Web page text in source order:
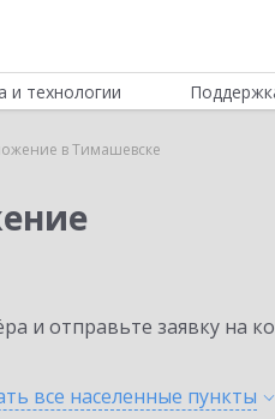
и технологии
в Тимашевске
и отправьте заявку на
все населенные пункты